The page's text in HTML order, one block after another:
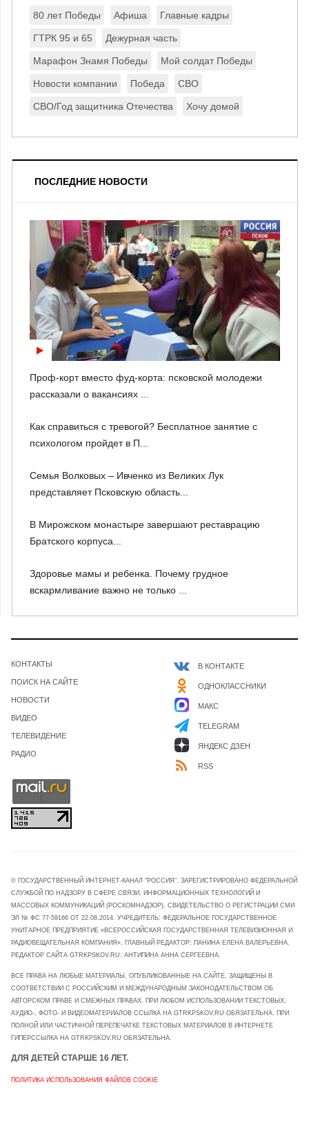
80 лет Победы Афиша Главные кадры
ГТРК 95 и 65 Дежурная часть
Марафон Знамя Победы Мой солдат Победы
Новости компании Победа СВО
СВО/Год защитника Отечества Хочу домой
ПОСЛЕДНИЕ НОВОСТИ
Проф-корт вместо фуд-корта: псковской молодежи
рассказали о вакансиях ...
Как справиться с тревогой? Бесплатное занятие с
психологом пройдет в П...
Семья Волковых – Ивченко из Великих Лук
представляет Псковскую область...
В Мирожском монастыре завершают реставрацию
Братского корпуса...
Здоровье мамы и ребенка. Почему грудное
вскармливание важно не только ...
КОНТАКТЫ
ПОИСК НА САЙТЕ
НОВОСТИ
ВИДЕО
ТЕЛЕВИДЕНИЕ
РАДИО
В КОНТАКТЕ
ОДНОКЛАССНИКИ
МАКС
TELEGRAM
ЯНДЕКС ДЗЕН
RSS
© ГОСУДАРСТВЕННЫЙ ИНТЕРНЕТ-КАНАЛ "РОССИЯ". ЗАРЕГИСТРИРОВАНО ФЕДЕРАЛЬНОЙ
СЛУЖБОЙ ПО НАДЗОРУ В СФЕРЕ СВЯЗИ, ИНФОРМАЦИОННЫХ ТЕХНОЛОГИЙ И
МАССОВЫХ КОММУНИКАЦИЙ (РОСКОМНАДЗОР). СВИДЕТЕЛЬСТВО О РЕГИСТРАЦИИ СМИ
ЭЛ № ФС 77-59166 ОТ 22.08.2014. УЧРЕДИТЕЛЬ: ФЕДЕРАЛЬНОЕ ГОСУДАРСТВЕННОЕ
УНИТАРНОЕ ПРЕДПРИЯТИЕ «ВСЕРОССИЙСКАЯ ГОСУДАРСТВЕННАЯ ТЕЛЕВИЗИОННАЯ И
РАДИОВЕЩАТЕЛЬНАЯ КОМПАНИЯ». ГЛАВНЫЙ РЕДАКТОР: ПАНИНА ЕЛЕНА ВАЛЕРЬЕВНА.
РЕДАКТОР САЙТА GTRKPSKOV.RU: АНТИПИНА АННА СЕРГЕЕВНА.
ВСЕ ПРАВА НА ЛЮБЫЕ МАТЕРИАЛЫ, ОПУБЛИКОВАННЫЕ НА САЙТЕ, ЗАЩИЩЕНЫ В
СООТВЕТСТВИИ С РОССИЙСКИМ И МЕЖДУНАРОДНЫМ ЗАКОНОДАТЕЛЬСТВОМ ОБ
АВТОРСКОМ ПРАВЕ И СМЕЖНЫХ ПРАВАХ. ПРИ ЛЮБОМ ИСПОЛЬЗОВАНИИ ТЕКСТОВЫХ,
АУДИО-, ФОТО- И ВИДЕОМАТЕРИАЛОВ ССЫЛКА НА GTRKPSKOV.RU ОБЯЗАТЕЛЬНА. ПРИ
ПОЛНОЙ ИЛИ ЧАСТИЧНОЙ ПЕРЕПЕЧАТКЕ ТЕКСТОВЫХ МАТЕРИАЛОВ В ИНТЕРНЕТЕ
ГИПЕРССЫЛКА НА GTRKPSKOV.RU ОБЯЗАТЕЛЬНА.
ДЛЯ ДЕТЕЙ СТАРШЕ 16 ЛЕТ.
ПОЛИТИКА ИСПОЛЬЗОВАНИЯ ФАЙЛОВ COOKIE